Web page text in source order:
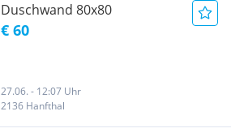
Duschwand 80x80
€ 60
27.06. - 12:07 Uhr
2136 Hanfthal